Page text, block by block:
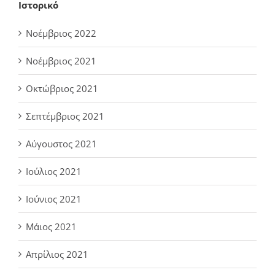
Ιστορικό
Νοέμβριος 2022
Νοέμβριος 2021
Οκτώβριος 2021
Σεπτέμβριος 2021
Αύγουστος 2021
Ιούλιος 2021
Ιούνιος 2021
Μάιος 2021
Απρίλιος 2021